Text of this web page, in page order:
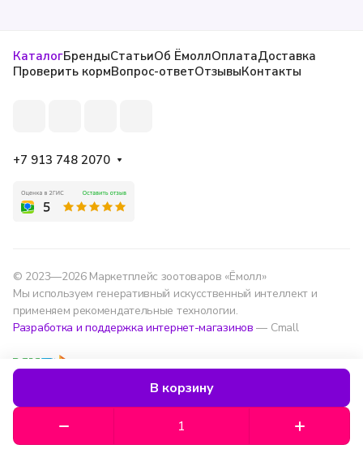
В корзину
КаталогБрендыСтатьиОб ЁмоллОплатаДоставка
Проверить кормВопрос-ответОтзывыКонтакты
+7 913 748 2070
© 2023—2026 Маркетплейс зоотоваров «Ёмолл»
Мы используем генеративный искусственный интеллект и
применяем рекомендательные технологии.
Разработка и поддержка интернет-магазинов — Cmall
Мы используем данные для удобства, улучшения
сервиса и аналитики — согласно